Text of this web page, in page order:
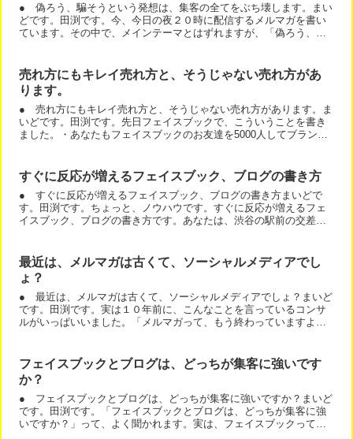
● 偽ろう、騙そうという発想は、集客の全てをぶち壊します。まい
どです。田渕です。今、今日の夜２０時に配信するメルマガを書い
ています。その中で、メインテーマとはずれますが、「偽ろう、騙
売れ方にもキレイ売れ方と、そうじゃない売れ方があ
ります。
● 売れ方にもキレイ売れ方と、そうじゃない売れ方があります。ま
いどです。田渕です。先日フェイスブックで、こういうことを書き
ました。・あなたもフェイスブックのお友達を5000人してブランデ
すぐに反応が増えるフェイスブック、ブログの書き方
● すぐに反応が増えるフェイスブック、ブログの書き方まいどで
す。田渕です。ちょっと、ノウハウです。すぐに反応が増えるフェ
イスブック、ブログの書き方です。あなたは、渋谷の駅前の交差点
最近は、メルマガは古くて、ソーシャルメディアでし
ょ？
● 最近は、メルマガは古くて、ソーシャルメディアでしょ？まいど
です。田渕です。実は１０年前に、こんなことを言っているコンサ
ルがいっぱいいました。「メルマガって、もう終わっていますよ
フェイスブックとブログは、どっちが集客に強いです
か？
● フェイスブックとブログは、どっちが集客に強いですか？まいど
です。田渕です。「フェイスブックとブログは、どっちが集客に強
いですか？」って、よく聞かれます。実は、フェイスブックって、